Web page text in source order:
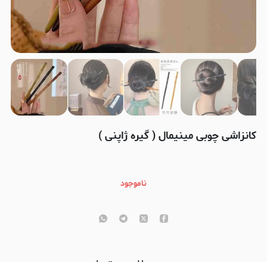
کانزاشی چوبی مینیمال ( گیره ژاپنی )
ناموجود